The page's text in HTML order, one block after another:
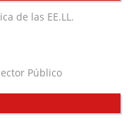
de las EE.LL.
Público